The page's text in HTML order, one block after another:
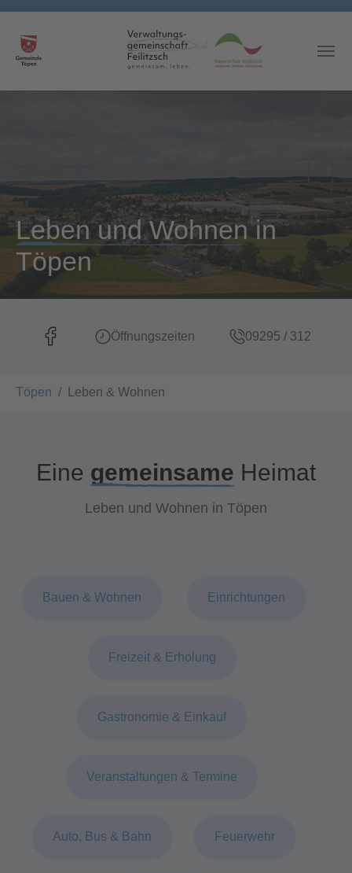
Skip to main content
Leben und Wohnenin
Töpen
Öffnungszeiten 09295 / 312
Töpen Leben & Wohnen
Eine gemeinsame Heimat
Leben und Wohnen in Töpen
Bauen & Wohnen Einrichtungen
Freizeit & Erholung
Gastronomie & Einkauf
Veranstaltungen & Termine
Auto, Bus & Bahn Feuerwehr